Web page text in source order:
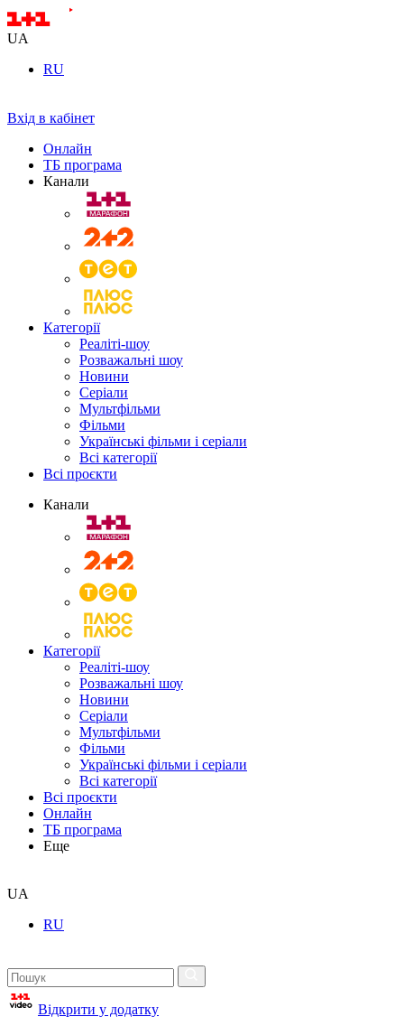
UA
RU
Вхід в кабінет
Онлайн
ТБ програма
Канали
Категорії
Реаліті-шоу
Розважальні шоу
Новини
Серіали
Мультфільми
Фільми
Українські фільми і серіали
Всі категорії
Всі проєкти
Канали
Категорії
Реаліті-шоу
Розважальні шоу
Новини
Серіали
Мультфільми
Фільми
Українські фільми і серіали
Всі категорії
Всі проєкти
Онлайн
ТБ програма
Еще
UA
RU
Відкрити у додатку